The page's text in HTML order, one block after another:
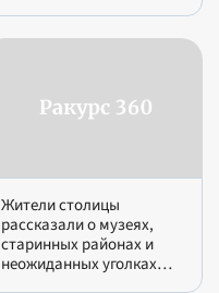
Жители столицы
рассказали о музеях,
старинных районах и
неожиданных уголках